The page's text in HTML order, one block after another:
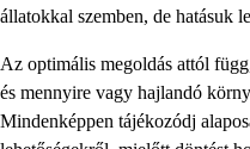
állatokkal szemben, de hatásuk
Az optimális megoldás attól
és mennyire vagy hajlandó
Mindenképpen tájékozódj